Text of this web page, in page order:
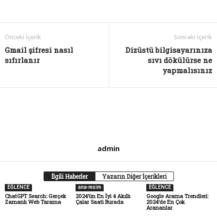
Önceki İçerik
Gmail şifresi nasıl
sıfırlanır
Sonraki İçerik
Dizüstü bilgisayarınıza
sıvı dökülürse ne
yapmalısınız
admin
İlgili Haberler Yazarın Diğer İçerikleri
EĞLENCE
ChatGPT Search: Gerçek
Zamanlı Web Tarama
ana-resim
2024’ün En İyi 4 Akıllı
Çalar Saati Burada
EĞLENCE
Google Arama Trendleri:
2024’de En Çok
Arananlar